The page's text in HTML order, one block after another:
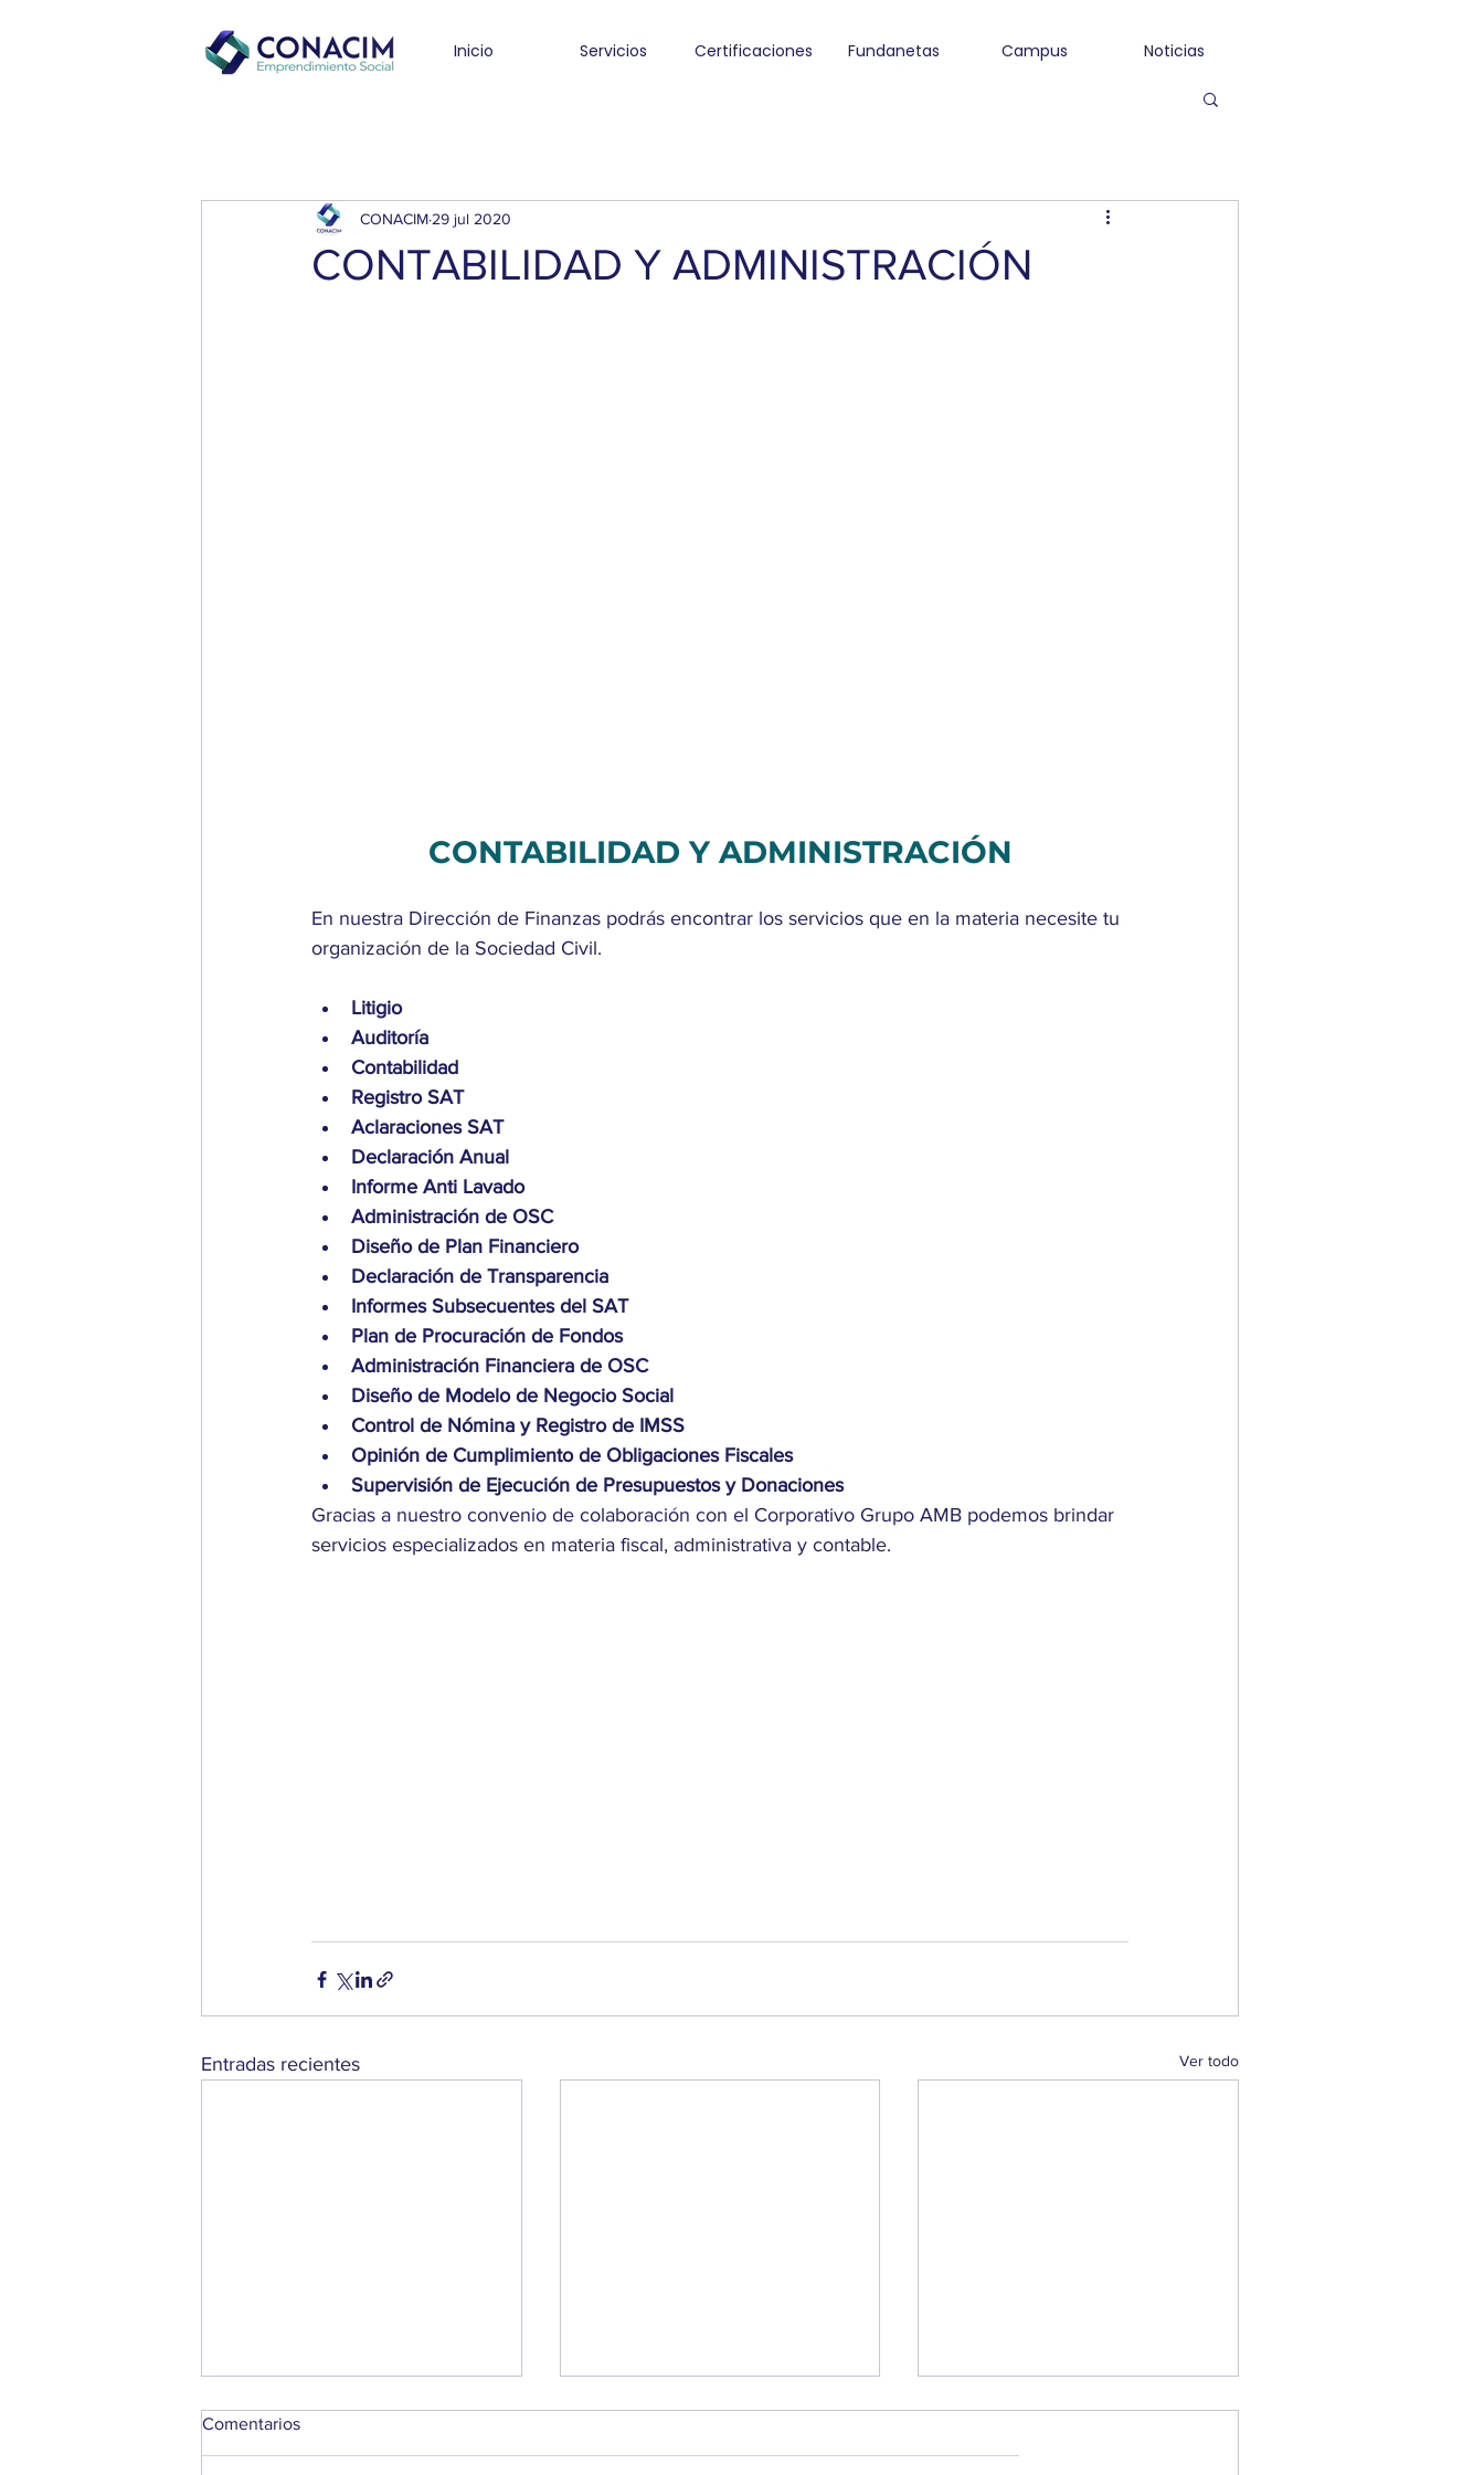
Inicio Servicios Certificaciones Fundanetas Campus Noticias
CONTABILIDAD Y ADMINISTRACIÓN
CONACIM 29 jul 2020
CONTABILIDAD Y ADMINISTRACIÓN
En nuestra Dirección de Finanzas podrás encontrar los servicios que en la materia necesite tu
organización de la Sociedad Civil.
Litigio
Auditoría
Contabilidad
Registro SAT
Aclaraciones SAT
Declaración Anual
Informe Anti Lavado
Administración de OSC
Diseño de Plan Financiero
Declaración de Transparencia
Informes Subsecuentes del SAT
Plan de Procuración de Fondos
Administración Financiera de OSC
Diseño de Modelo de Negocio Social
Control de Nómina y Registro de IMSS
Opinión de Cumplimiento de Obligaciones Fiscales
Supervisión de Ejecución de Presupuestos y Donaciones
Gracias a nuestro convenio de colaboración con el Corporativo Grupo AMB podemos brindar
servicios especializados en materia fiscal, administrativa y contable.
Entradas recientes Ver todo
Comentarios